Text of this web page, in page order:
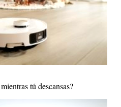
tú descansas?